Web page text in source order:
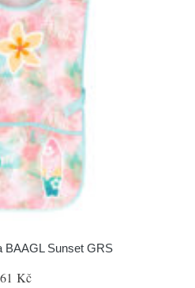
BAAGL Sunset GRS
Kč